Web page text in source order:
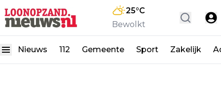
25°C
Bewolkt
Nieuws 112 Gemeente Sport Zakelijk